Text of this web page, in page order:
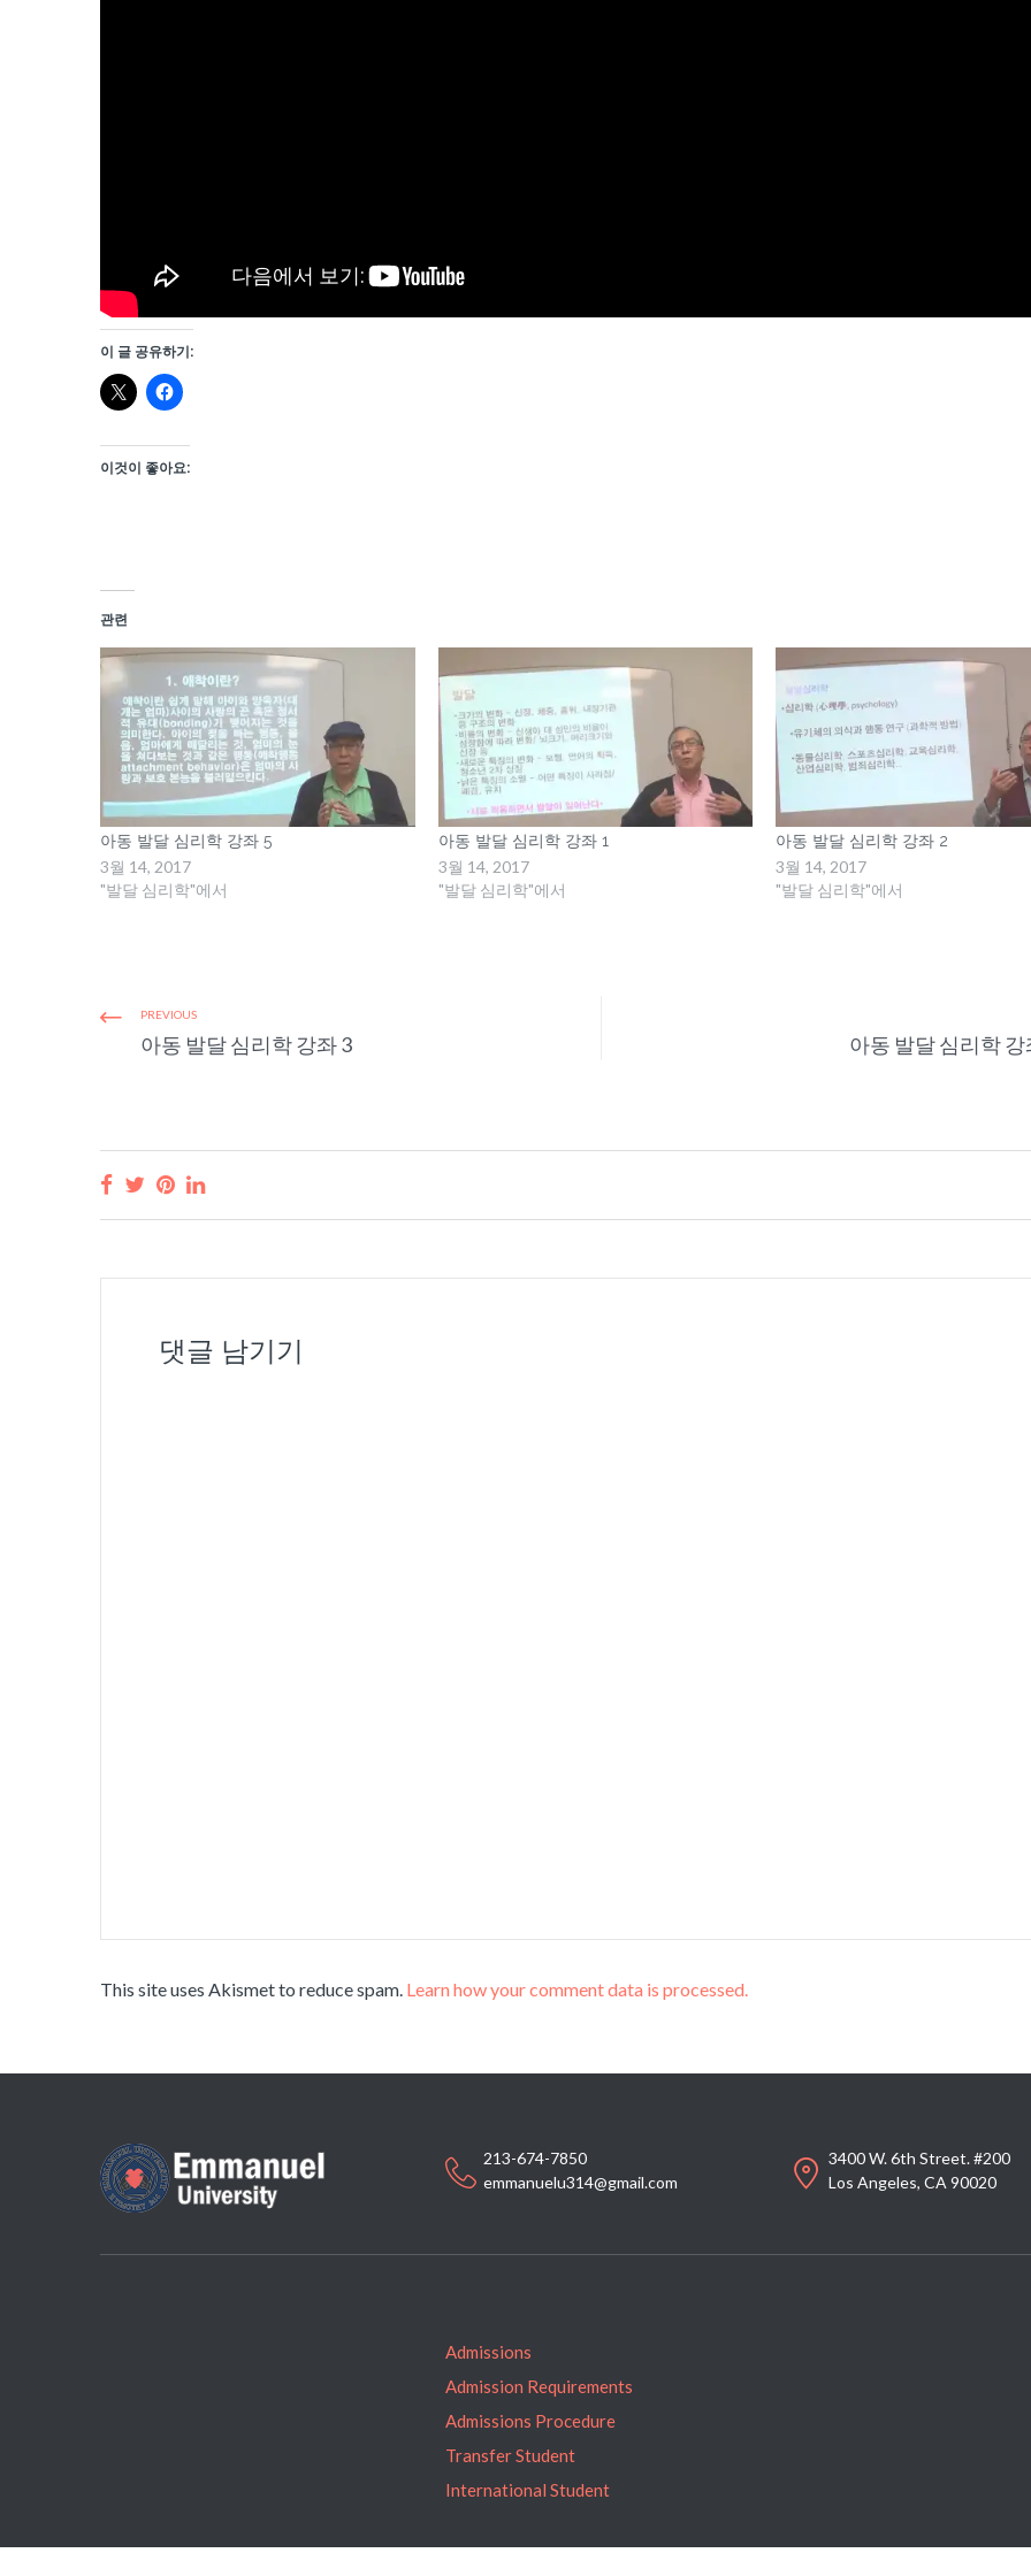
이 글 공유하기:
이것이 좋아요:
관련
아동 발달 심리학 강좌 5
3월 14, 2017
"발달 심리학"에서
아동 발달 심리학 강좌 1
3월 14, 2017
"발달 심리학"에서
아동 발달 심리학 강좌 2
3월 14, 2017
"발달 심리학"에서
PREVIOUS
아동 발달 심리학 강좌 3 아동 발달 심리학 강
댓글 남기기
This site uses Akismet to reduce spam. Learn how your comment data is processed.
213-674-7850
emmanuelu314@gmail.com
3400 W. 6th Street. #200
Los Angeles, CA 90020
Admissions
Admission Requirements
Admissions Procedure
Transfer Student
International Student